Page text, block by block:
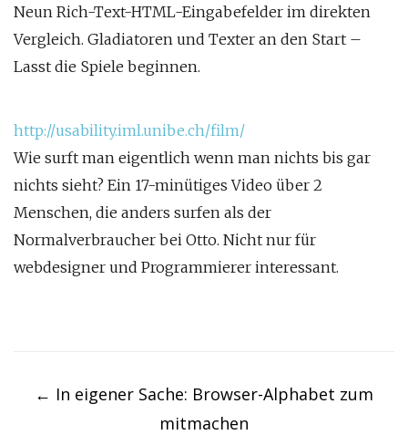
Neun Rich-Text-HTML-Eingabefelder im direkten
Vergleich. Gladiatoren und Texter an den Start –
Lasst die Spiele beginnen.
http://usability.iml.unibe.ch/film/
Wie surft man eigentlich wenn man nichts bis gar
nichts sieht? Ein 17-minütiges Video über 2
Menschen, die anders surfen als der
Normalverbraucher bei Otto. Nicht nur für
webdesigner und Programmierer interessant.
navigation
← In eigener Sache: Browser-Alphabet zum
mitmachen